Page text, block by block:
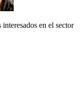
en el sector